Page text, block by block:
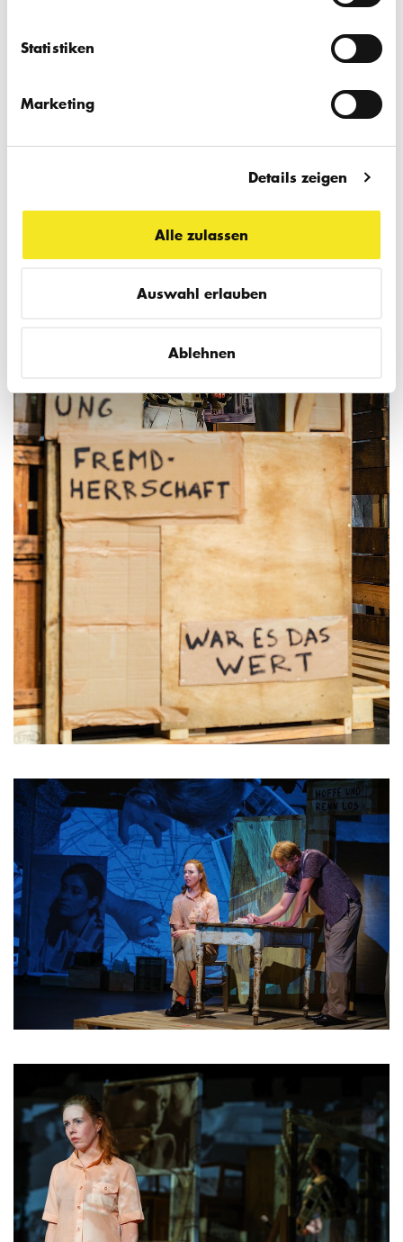
Statistiken
Marketing
Details zeigen
Alle zulassen
Auswahl erlauben
Ablehnen